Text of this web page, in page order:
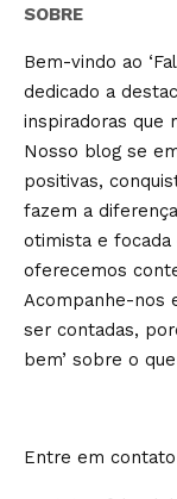
SOBRE
Bem-vindo ao
dedicado a
inspiradoras que
Nosso blog se
positivas,
fazem a
otimista e
oferecemos
Acompanhe-nos
ser contadas,
bem’ sobre o
Entre em